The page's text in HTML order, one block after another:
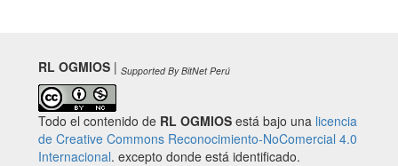
RL OGMIOS | Supported By BitNet Perú
Todo el contenido de RL OGMIOS está bajo una licencia
de Creative Commons Reconocimiento-NoComercial 4.0
Internacional. excepto donde está identificado.